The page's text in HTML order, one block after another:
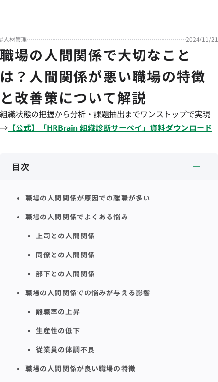
#人材管理 2024/11/21
職場の人間関係で大切なこと
は？人間関係が悪い職場の特徴
と改善策について解説
組織状態の把握から分析・課題抽出までワンストップで実現
⇒ 【公式】「HRBrain組織診断サーベイ」資料ダウンロード
目次
職場の人間関係が原因での離職が多い
職場の人間関係でよくある悩み
上司との人間関係
同僚との人間関係
部下との人間関係
職場の人間関係での悩みが与える影響
離職率の上昇
生産性の低下
従業員の体調不良
職場の人間関係が良い職場の特徴